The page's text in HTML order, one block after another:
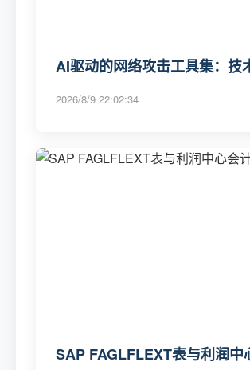
AI驱动的网络攻击工具集：技
2026/8/9 22:02:34
SAP FAGLFLEXT表与利润中